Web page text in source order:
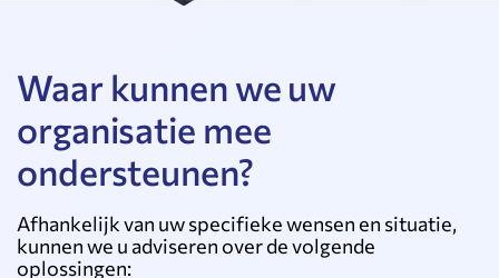
Waar kunnen we uw
organisatie mee
ondersteunen?
Afhankelijk van uw specifieke wensen en situatie,
kunnen we u adviseren over de volgende
oplossingen: